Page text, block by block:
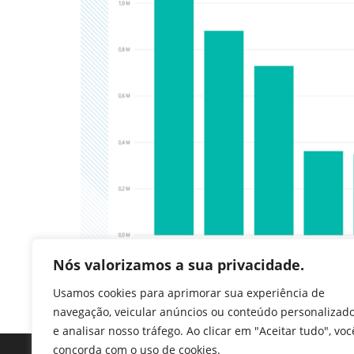
Nós valorizamos a sua privacidade.
Usamos cookies para aprimorar sua experiência de
navegação, veicular anúncios ou conteúdo
e analisar nosso tráfego. Ao clicar em "Aceitar tudo",
concorda com o uso de cookies.